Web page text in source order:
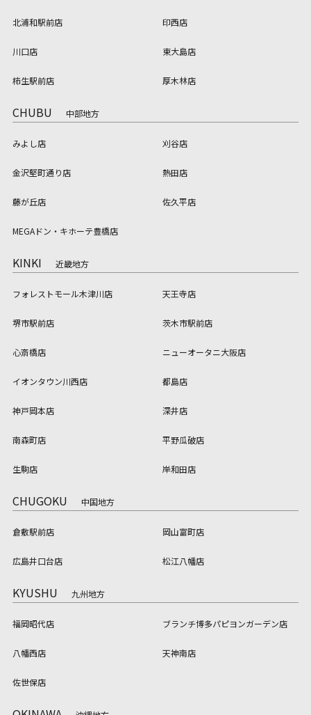
北浦和駅前店 印西店
川口店 東大島店
柿生駅前店 厚木林店
CHUBU 中部地方
みよし店 刈谷店
金沢堅町通り店 熱田店
藤が丘店 佐久平店
MEGAドン・キホーテ豊橋店
KINKI 近畿地方
フォレストモール木津川店 天王寺店
堺市駅前店 茨木市駅前店
心斎橋店 ニューオータニ大阪店
イオンタウン川西店 都島店
神戸岡本店 深井店
南森町店 平野瓜破店
生駒店 岸和田店
CHUGOKU 中国地方
倉敷駅前店 岡山富町店
広島井口台店 松江八幡店
KYUSHU 九州地方
福岡昭代店 ブランチ博多パピヨンガーデン店
八幡西店 天神南店
佐世保店